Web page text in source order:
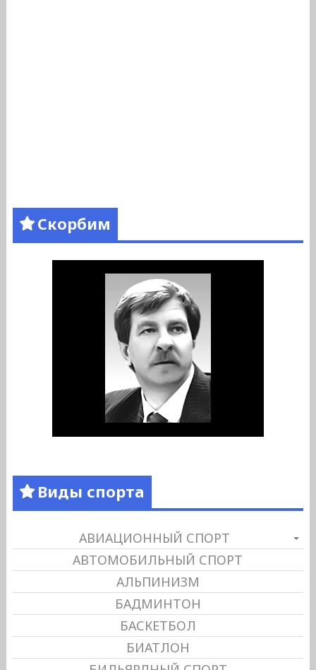
Скорбим
Виды спорта
АВИАЦИОННЫЙ СПОРТ
АВТОМОБИЛЬНЫЙ СПОРТ
АЛЬПИНИЗМ
БАДМИНТОН
БАСКЕТБОЛ
БИАТЛОН